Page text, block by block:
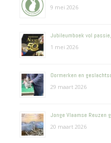
9 mei 2026
Jubileumboek vol
1 mei 2026
Oormerken en
29 maart 2026
Jonge Vlaamse Reuzen
20 maart 2026